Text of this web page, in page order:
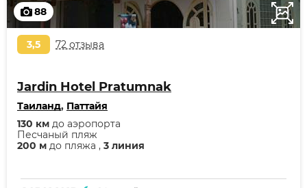
88
3,5 72 отзыва
Jardin Hotel Pratumnak
Таиланд, Паттайя
200 м до пляжа , 3 линия
Песчаный пляж
130 км до аэропорта